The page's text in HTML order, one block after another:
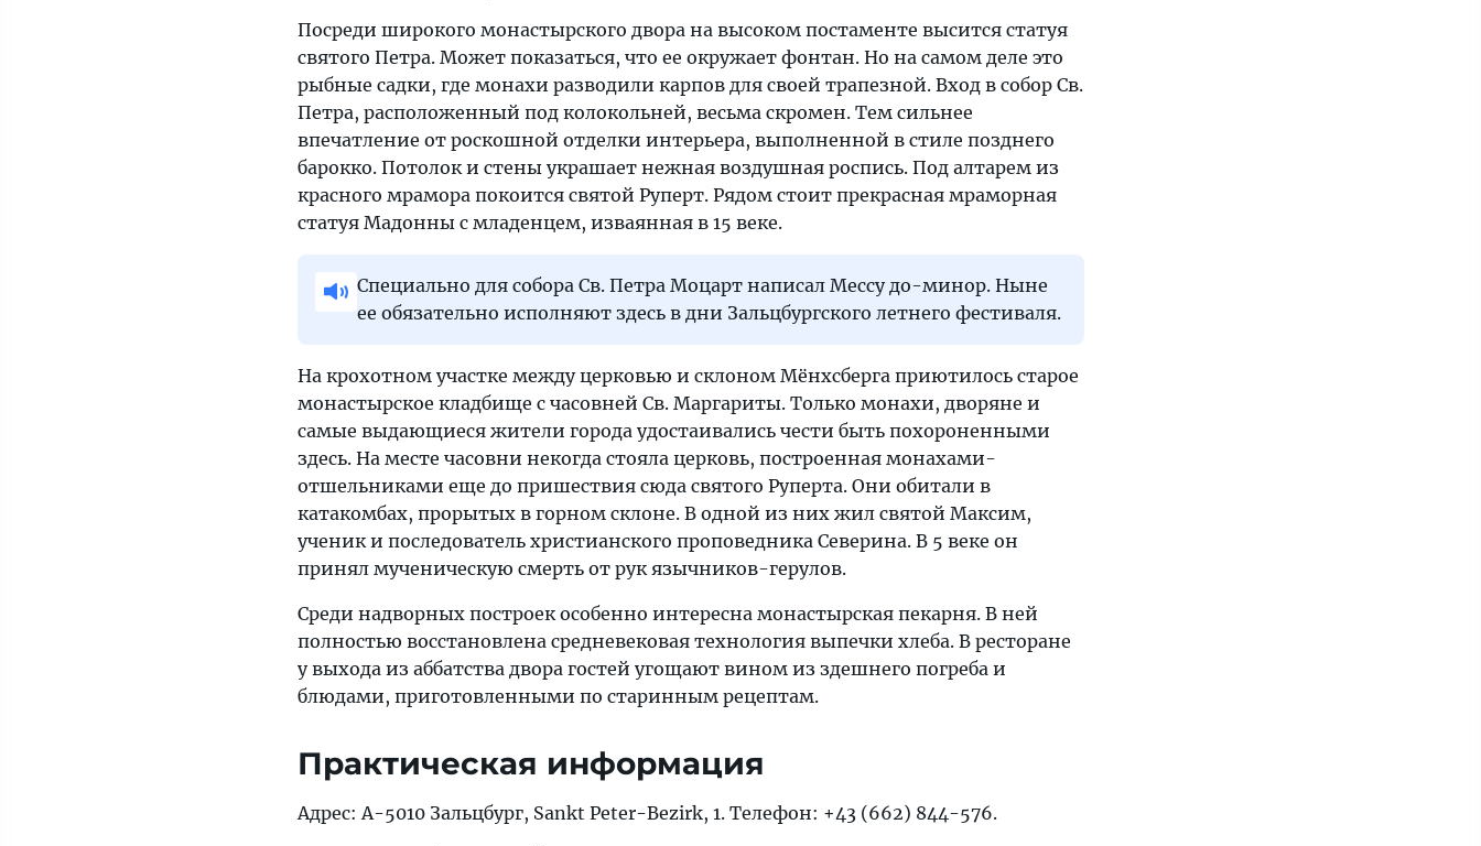
Посреди широкого монастырского двора на высоком постаменте высится статуя
святого Петра. Может показаться, что ее окружает фонтан. Но на самом деле это
рыбные садки, где монахи разводили карпов для своей трапезной. Вход в собор Св.
Петра, расположенный под колокольней, весьма скромен. Тем сильнее
впечатление от роскошной отделки интерьера, выполненной в стиле позднего
барокко. Потолок и стены украшает нежная воздушная роспись. Под алтарем из
красного мрамора покоится святой Руперт. Рядом стоит прекрасная мраморная
статуя Мадонны с младенцем, изваянная в 15 веке.
Специально для собора Св. Петра Моцарт написал Мессу до-минор. Ныне
ее обязательно исполняют здесь в дни Зальцбургского летнего фестиваля.
На крохотном участке между церковью и склоном Мёнхсберга приютилось старое
монастырское кладбище с часовней Св. Маргариты. Только монахи, дворяне и
самые выдающиеся жители города удостаивались чести быть похороненными
здесь. На месте часовни некогда стояла церковь, построенная монахами-
отшельниками еще до пришествия сюда святого Руперта. Они обитали в
катакомбах, прорытых в горном склоне. В одной из них жил святой Максим,
ученик и последователь христианского проповедника Северина. В 5 веке он
принял мученическую смерть от рук язычников-герулов.
Среди надворных построек особенно интересна монастырская пекарня. В ней
полностью восстановлена средневековая технология выпечки хлеба. В ресторане
у выхода из аббатства двора гостей угощают вином из здешнего погреба и
блюдами, приготовленными по старинным рецептам.
Практическая информация
Адрес: A-5010 Зальцбург, Sankt Peter-Bezirk, 1. Телефон: +43 (662) 844-576.